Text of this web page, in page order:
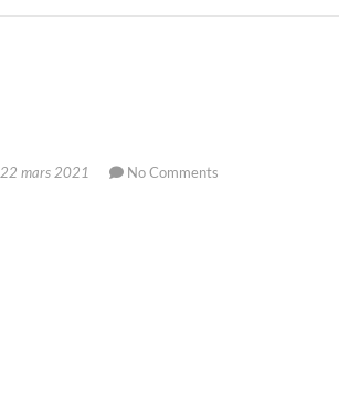
22 mars 2021 No Comments